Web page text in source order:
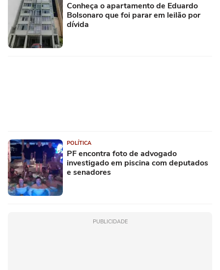
Conheça o apartamento de Eduardo
Bolsonaro que foi parar em leilão por
dívida
POLÍTICA
PF encontra foto de advogado
investigado em piscina com deputados
e senadores
PUBLICIDADE